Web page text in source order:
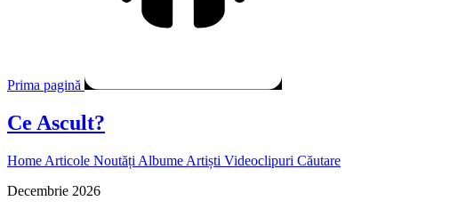
Prima pagină
Ce Ascult?
Home Articole Noutăți Albume Artiști Videoclipuri Căutare
Decembrie 2026